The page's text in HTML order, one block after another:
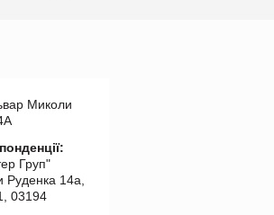
Миколи
Груп"
Руденка 14а,
03194